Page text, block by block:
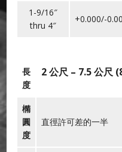
1-9/16″
thru 4″
+0.000/-
長
度
2 公尺 – 7.5 公尺
橢
圓
度
直徑許可差的一半